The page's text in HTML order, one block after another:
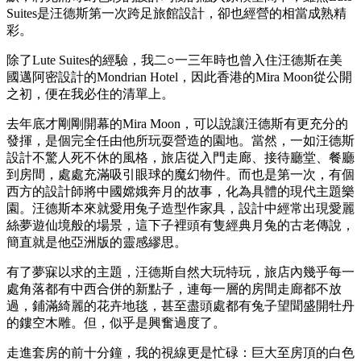
Suites是汪德斯第一次跨足旅館設計，卻也經營的相當成熟精
彩。
除了Lute Suites的經驗，我二○一三年時也曾入住汪德斯在美
國邁阿密設計的Mondrian Hotel，因此香港的Mira Moon從公開
之初，便在我必住的清單上。
去年底才剛剛開幕的Mira Moon，可以說讓汪德斯有更充分的
發揮，是個完全任由他所玩耍營造的園地。當然，一如汪德斯
設計不驚人死不休的風格，旅店從入門走廊、接待廳堂、餐廳
到房間，處處充滿吸引眼球的魔幻物件。而也是第一次，有個
西方的設計師將中國嫦娥奔月的故事，化為具體的現代主題樂
園。汪德斯本來就愛用兔子造型作家具，設計中經常出現愛麗
絲夢遊仙境般的場景，這下子裡頭有隻經典月兔的古老傳說，
簡直就是他亞洲版的靈感繆思。
有了夢寐以求的主題，汪德斯自然大玩特玩，旅店內幾乎每一
處角落都有中西合併的新點子，連每一層的房間走廊都不放
過，鋪滿綺麗的花卉地毯，甚至盡頭處都有兔子望聞盛開牡丹
的鏤空木雕。但，似乎是興奮過度了。
走進套房的前十分鐘，我的視線更是忙碌：巨大至房頂的白色